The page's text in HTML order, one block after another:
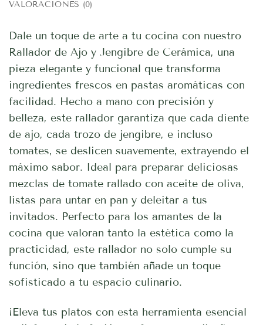
VALORACIONES (0)
Dale un toque de arte a tu cocina con nuestro
Rallador de Ajo y Jengibre de Cerámica, una
pieza elegante y funcional que transforma
ingredientes frescos en pastas aromáticas con
facilidad. Hecho a mano con precisión y
belleza, este rallador garantiza que cada diente
de ajo, cada trozo de jengibre, e incluso
tomates, se deslicen suavemente, extrayendo el
máximo sabor. Ideal para preparar deliciosas
mezclas de tomate rallado con aceite de oliva,
listas para untar en pan y deleitar a tus
invitados. Perfecto para los amantes de la
cocina que valoran tanto la estética como la
practicidad, este rallador no solo cumple su
función, sino que también añade un toque
sofisticado a tu espacio culinario.
¡Eleva tus platos con esta herramienta esencial